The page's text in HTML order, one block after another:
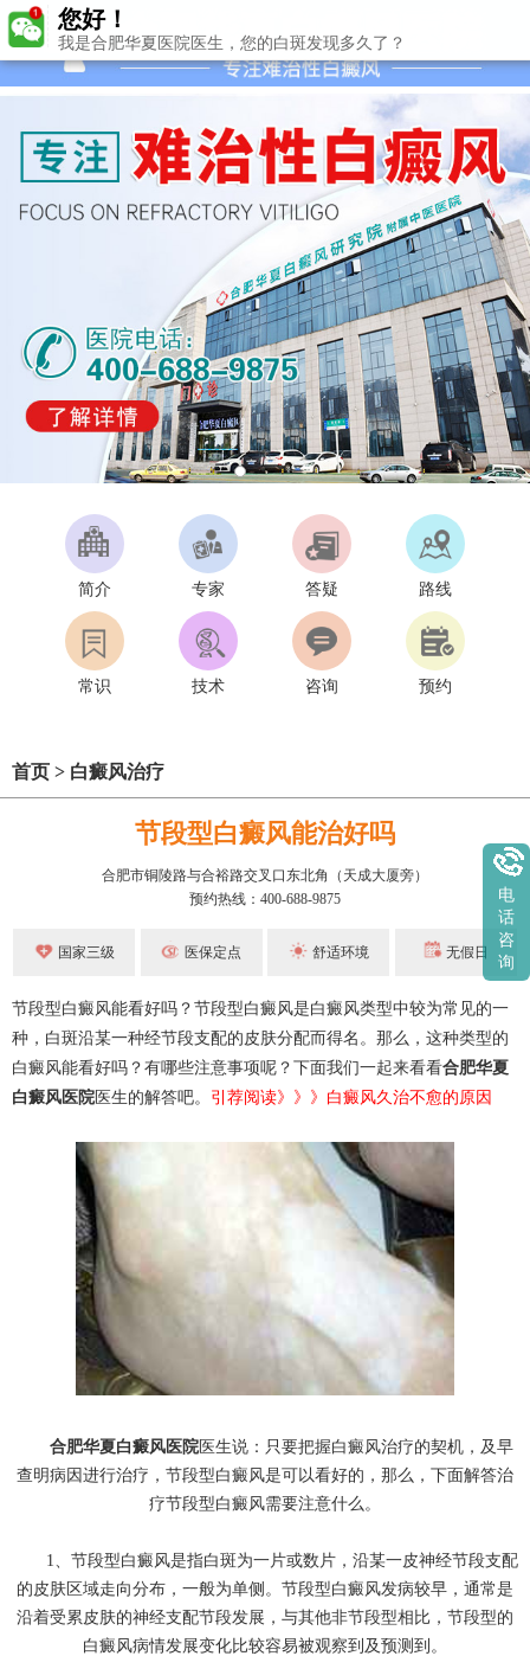
简介 专家 答疑 路线
常识 技术 咨询 预约
首页 > 白癜风治疗
节段型白癜风能治好吗
合肥市铜陵路与合裕路交叉口东北角（天成大厦旁）
预约热线：400-688-9875
国家三级 医保定点 舒适环境 无假日
节段型白癜风能看好吗？节段型白癜风是白癜风类型中较为常见的一
种，白斑沿某一种经节段支配的皮肤分配而得名。那么，这种类型的
白癜风能看好吗？有哪些注意事项呢？下面我们一起来看看合肥华夏
白癜风医院 医生的解答吧。 引荐阅读》》》 白癜风久治不愈的原因
合肥华夏白癜风医院医生说：只要把握白癜风治疗的契机，及早
查明病因进行治疗，节段型白癜风是可以看好的，那么，下面解答治
疗节段型白癜风需要注意什么。
1、节段型白癜风是指白斑为一片或数片，沿某一皮神经节段支配
的皮肤区域走向分布，一般为单侧。节段型白癜风发病较早，通常是
沿着受累皮肤的神经支配节段发展，与其他非节段型相比，节段型的
白癜风病情发展变化比较容易被观察到及预测到。
您好！
我是合肥华夏医院医生，您的白斑发现多久了？
电
话
咨
询